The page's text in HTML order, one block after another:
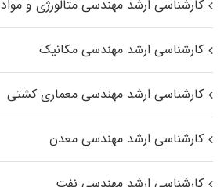
کارشناسی ارشد مهندسی متالورژی و مواد
کارشناسی ارشد مهندسی مکانیک
کارشناسی ارشد مهندسی معماری کشتی
کارشناسی ارشد مهندسی معدن